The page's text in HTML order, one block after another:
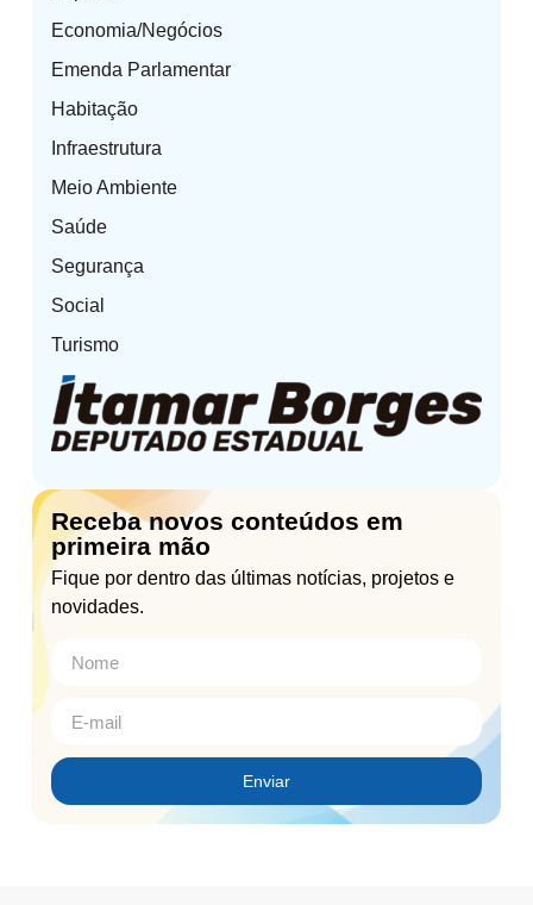
Economia/Negócios
Emenda Parlamentar
Habitação
Infraestrutura
Meio Ambiente
Saúde
Segurança
Social
Turismo
Receba novos conteúdos em
primeira mão
Fique por dentro das últimas notícias, projetos e
novidades.
Enviar